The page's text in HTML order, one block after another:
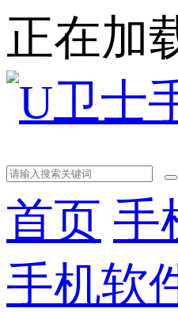
正在加
首页 手
手机软